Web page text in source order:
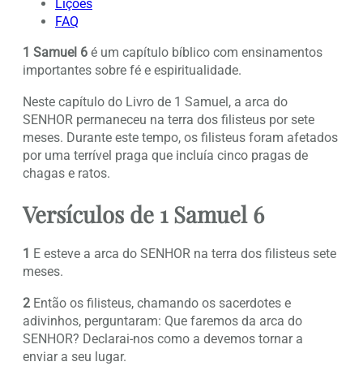
Lições
FAQ
1 Samuel 6 é um capítulo bíblico com ensinamentos
importantes sobre fé e espiritualidade.
Neste capítulo do Livro de 1 Samuel, a arca do
SENHOR permaneceu na terra dos filisteus por sete
meses. Durante este tempo, os filisteus foram afetados
por uma terrível praga que incluía cinco pragas de
chagas e ratos.
Versículos de 1 Samuel 6
1 E esteve a arca do SENHOR na terra dos filisteus sete
meses.
2 Então os filisteus, chamando os sacerdotes e
adivinhos, perguntaram: Que faremos da arca do
SENHOR? Declarai-nos como a devemos tornar a
enviar a seu lugar.